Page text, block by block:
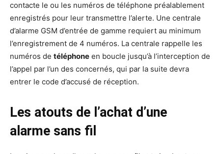
contacte le ou les numéros de téléphone préalablement
enregistrés pour leur transmettre l’alerte. Une centrale
d’alarme GSM d’entrée de gamme requiert au minimum
l’enregistrement de 4 numéros. La centrale rappelle les
numéros de téléphone en boucle jusqu’à l’interception de
l’appel par l’un des concernés, qui par la suite devra
entrer le code d’accusé de réception.
Les atouts de l’achat d’une
alarme sans fil